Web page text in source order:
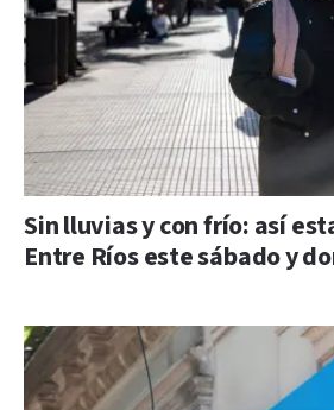
Sin lluvias y con frío: así
Entre Ríos este sábado y